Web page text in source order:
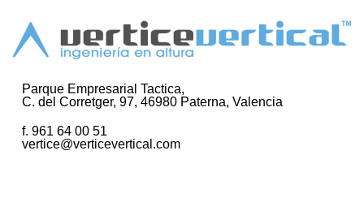
Parque Empresarial Tactica,
C. del Corretger, 97, 46980 Paterna, Valencia
f. 961 64 00 51
vertice@verticevertical.com